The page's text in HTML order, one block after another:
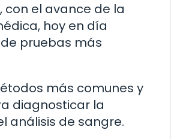
con el avance de la
hoy en día
pruebas más
más comunes y
diagnosticar la
análisis de sangre.